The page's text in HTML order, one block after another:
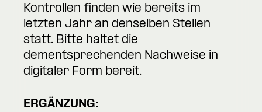
Kontrollen finden wie bereits im
letzten Jahr an denselben Stellen
statt. Bitte haltet die
dementsprechenden Nachweise in
digitaler Form bereit.
ERGÄNZUNG: